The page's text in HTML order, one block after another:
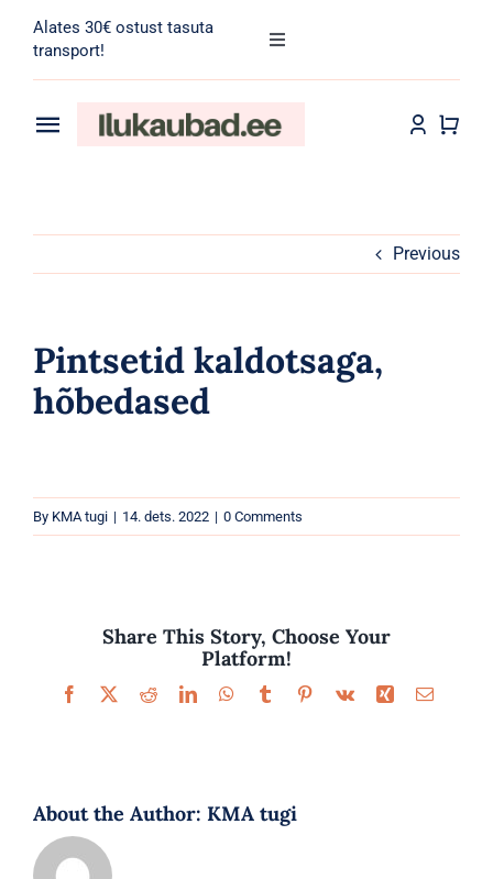
content
Alates 30€ ostust tasuta
transport!
Toggle
for:
Toggle
Meik
Parfüümid
Previous
Pintsetid kaldotsaga,
hõbedased
By KMA tugi | 14. dets. 2022 | 0 Comments
Share This Story, Choose Your
Platform!
Facebook
X RedditLinkedInWhatsApp
TumblrPinterest
Vk Xing Email
About the Author: KMA tugi